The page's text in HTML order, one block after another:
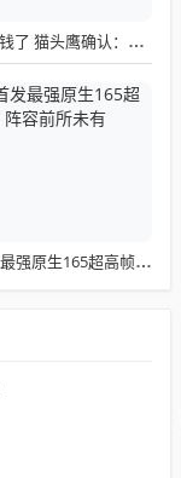
至少能省点钱了 猫头鹰确认：现有LGA 1851散热器全面支持LGA 1954！
一加15首发最强原生165超高帧游戏：阵容前所未有